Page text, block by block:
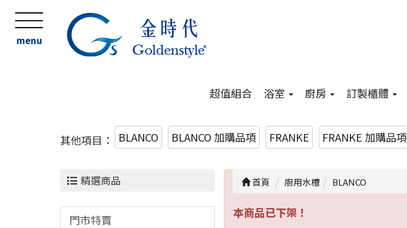
menu
超值組合 浴室 廚房 訂製櫃體
其他項目： BLANCO BLANCO 加購品項 FRANKE FRANKE 加購品項
精選商品
門市特賣
首頁 廚用水槽 BLANCO
本商品已下架！